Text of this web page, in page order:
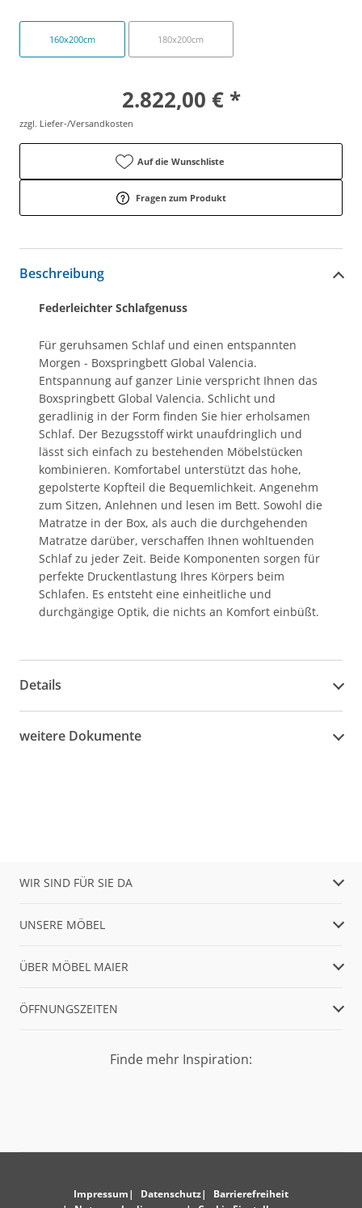
160x200cm 180x200cm
2.822,00 € *
zzgl. Liefer-/Versandkosten
Auf die Wunschliste
Fragen zum Produkt
Beschreibung
Federleichter Schlafgenuss
Für geruhsamen Schlaf und einen entspannten
Morgen - Boxspringbett Global Valencia.
Entspannung auf ganzer Linie verspricht Ihnen das
Boxspringbett Global Valencia. Schlicht und
geradlinig in der Form finden Sie hier erholsamen
Schlaf. Der Bezugsstoff wirkt unaufdringlich und
lässt sich einfach zu bestehenden Möbelstücken
kombinieren. Komfortabel unterstützt das hohe,
gepolsterte Kopfteil die Bequemlichkeit. Angenehm
zum Sitzen, Anlehnen und lesen im Bett. Sowohl die
Matratze in der Box, als auch die durchgehenden
Matratze darüber, verschaffen Ihnen wohltuenden
Schlaf zu jeder Zeit. Beide Komponenten sorgen für
perfekte Druckentlastung Ihres Körpers beim
Schlafen. Es entsteht eine einheitliche und
durchgängige Optik, die nichts an Komfort einbüßt.
Details
weitere Dokumente
WIR SIND FÜR SIE DA
UNSERE MÖBEL
ÜBER MÖBEL MAIER
ÖFFNUNGSZEITEN
Finde mehr Inspiration:
Impressum Datenschutz
Barrierefreiheit